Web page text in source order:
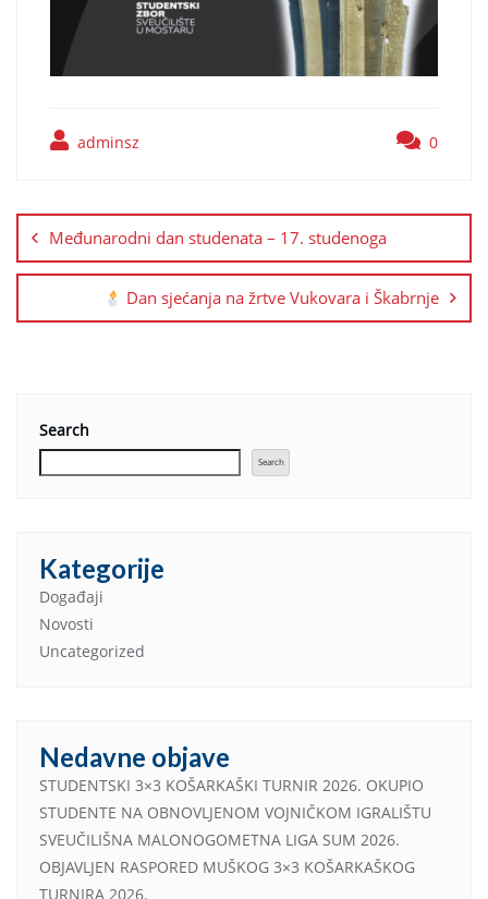
adminsz 0
Međunarodni dan studenata – 17. studenoga
Dan sjećanja na žrtve Vukovara i Škabrnje
Search
Search
Kategorije
Događaji
Novosti
Uncategorized
Nedavne objave
STUDENTSKI 3×3 KOŠARKAŠKI TURNIR 2026. OKUPIO
STUDENTE NA OBNOVLJENOM VOJNIČKOM IGRALIŠTU
SVEUČILIŠNA MALONOGOMETNA LIGA SUM 2026.
OBJAVLJEN RASPORED MUŠKOG 3×3 KOŠARKAŠKOG
TURNIRA 2026.